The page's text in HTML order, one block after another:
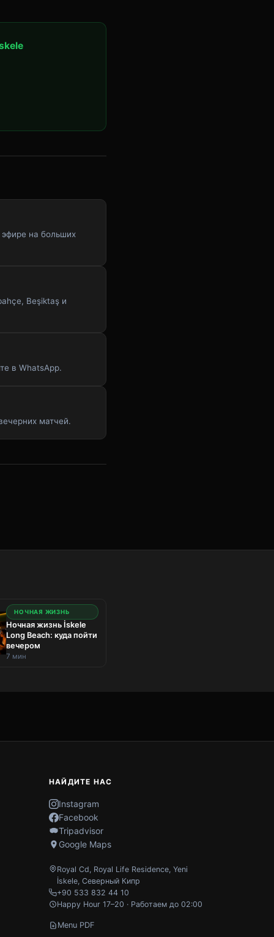
на больших
Beşiktaş и
в WhatsApp.
матчей.
НОЧНАЯ ЖИЗНЬ
Ночная жизнь İskele
Long Beach: куда пойти
вечером
7 мин
НАЙДИТЕ НАС
Instagram
Facebook
Tripadvisor
Google Maps
Royal Cd, Royal Life Residence, Yeni
İskele, Северный Кипр
+90 533 832 44 10
Happy Hour 17–20 · Работаем до 02:00
Menu PDF